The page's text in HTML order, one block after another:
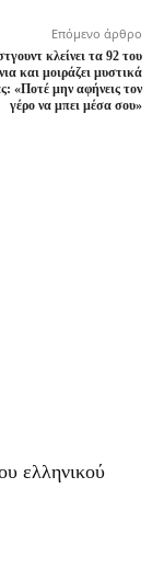
Επόμενο άρθρο
κλείνει τα 92 του
και μοιράζει μυστικά
«Ποτέ μην αφήνεις τον
γέρο να μπει μέσα σου»
ελληνικού